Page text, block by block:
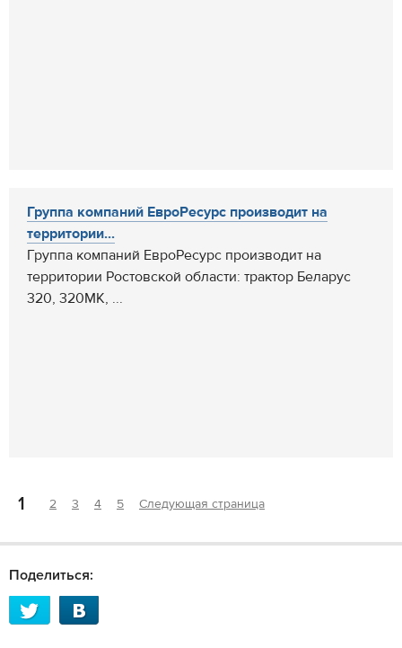
Группа компаний ЕвроРесурс производит на
территории...
Группа компаний ЕвроРесурс производит на
территории Ростовской области: трактор Беларус
320, 320МК, ...
1 2 3 4 5 Следующая страница
Поделиться: